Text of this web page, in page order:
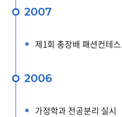
2007
제1회 총장배 패션컨테
2006
가정학과 전공분리 실시